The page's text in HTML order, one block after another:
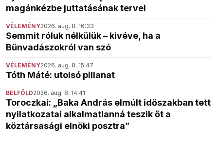
magánkézbe juttatásának tervei
VÉLEMÉNY2026. aug. 8. 16:33
Semmit róluk nélkülük – kivéve, ha a
Bűnvadászokról van szó
VÉLEMÉNY2026. aug. 8. 15:47
Tóth Máté: utolsó pillanat
BELFÖLD2026. aug. 8. 14:41
Toroczkai: „Baka András elmúlt időszakban tett
nyilatkozatai alkalmatlanná teszik őt a
köztársasági elnöki posztra”